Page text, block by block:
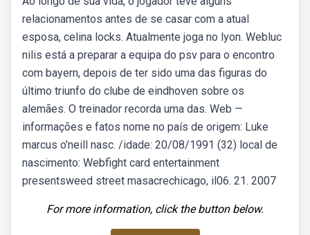
relacionamentos antes de se casar com a atual
esposa, celina locks. Atualmente joga no lyon. Webluc
nilis está a preparar a equipa do psv para o encontro
com bayern, depois de ter sido uma das figuras do
último triunfo do clube de eindhoven sobre os
alemães. O treinador recorda uma das. Web —
informações e fatos nome no país de origem: Luke
marcus o'neill nasc. /idade: 20/08/1991 (32) local de
nascimento: Webfight card entertainment
presentsweed street masacrechicago, il06. 21. 2007
For more information, click the button below.